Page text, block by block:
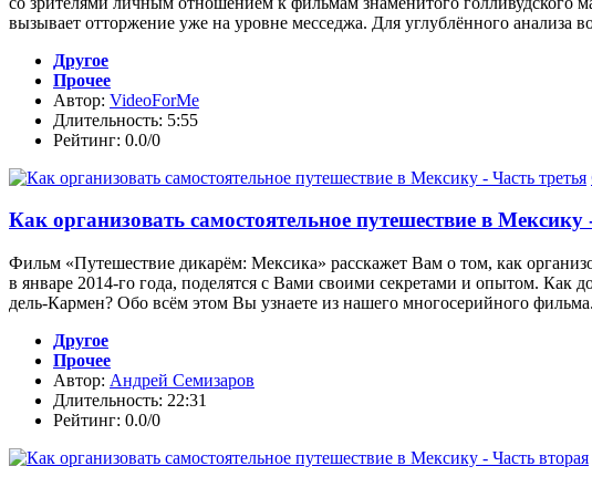
вызывает отторжение уже на уровне месседжа. Для углублённого
Другое
Прочее
Автор: VideoForMe
Длительность: 5:55
Рейтинг: 0.0/0
Как организовать самостоятельное путешествие в Мексику
Фильм «Путешествие дикарём: Мексика» расскажет Вам о том, как
в январе 2014-го года, поделятся с Вами своими секретами и опытом. Как
дель-Кармен? Обо всём этом Вы узнаете из нашего многосерийного
Другое
Прочее
Автор: Андрей Семизаров
Длительность: 22:31
Рейтинг: 0.0/0